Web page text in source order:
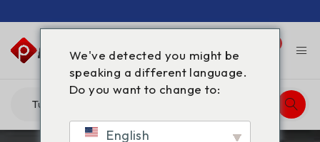
We've detected you might be
speaking a different language.
Do you want to change to:
English